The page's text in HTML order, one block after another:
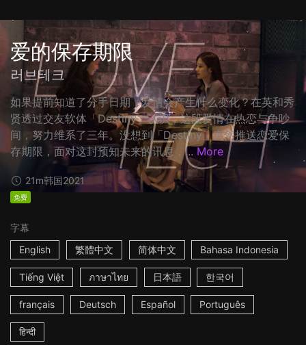
爱的保存期限
러브테크
如果提前知道了分手日期，爱情会产生什么变化？在英和秀
贤透过交友软体「Destiny」认识，这段爱情在热恋与争吵
间，努力维系了三年。没想到「Destiny」突然推送恋爱保
存期限，面对这封预知未来的讯息，... More
21m韩国2021
免费
字幕
English
繁體中文 简体中文 Bahasa Indonesia
Tiếng Việt ภาษาไทย 日本語 한국어
français Deutsch Español Português
हिन्दी